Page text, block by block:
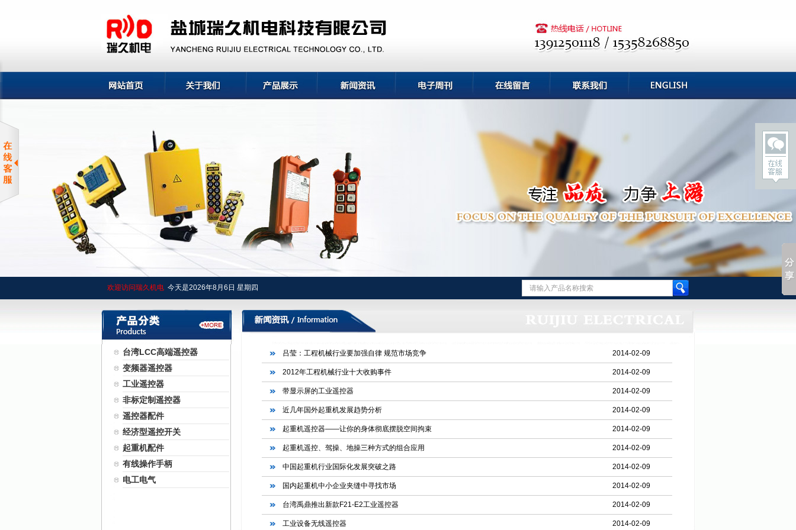
欢迎访问瑞久机电 今天是2026年8月 6日 星期四
台湾LCC高端遥控器
变频器遥控器
工业遥控器
非标定制遥控器
遥控器配件
经济型遥控开关
起重机配件
有线操作手柄
电工电气
吕莹：工程机械行业要加强自律 规范市场竞争 2014-02-09
2012年工程机械行业十大收购事件 2014-02-09
带显示屏的工业遥控器 2014-02-09
近几年国外起重机发展趋势分析 2014-02-09
起重机遥控器——让你的身体彻底摆脱空间拘束 2014-02-09
起重机遥控、驾操、地操三种方式的组合应用 2014-02-09
中国起重机行业国际化发展突破之路 2014-02-09
国内起重机中小企业夹缝中寻找市场 2014-02-09
台湾禹鼎推出新款F21-E2工业遥控器 2014-02-09
工业设备无线遥控器 2014-02-09